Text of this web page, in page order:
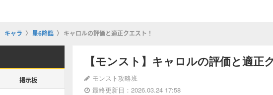
キャラ 星6降臨 キャロルの評価と適正クエスト！
【モンスト】キャロルの評価と適正
モンスト攻略班
最終更新日：2026.03.24 17:58
掲示板